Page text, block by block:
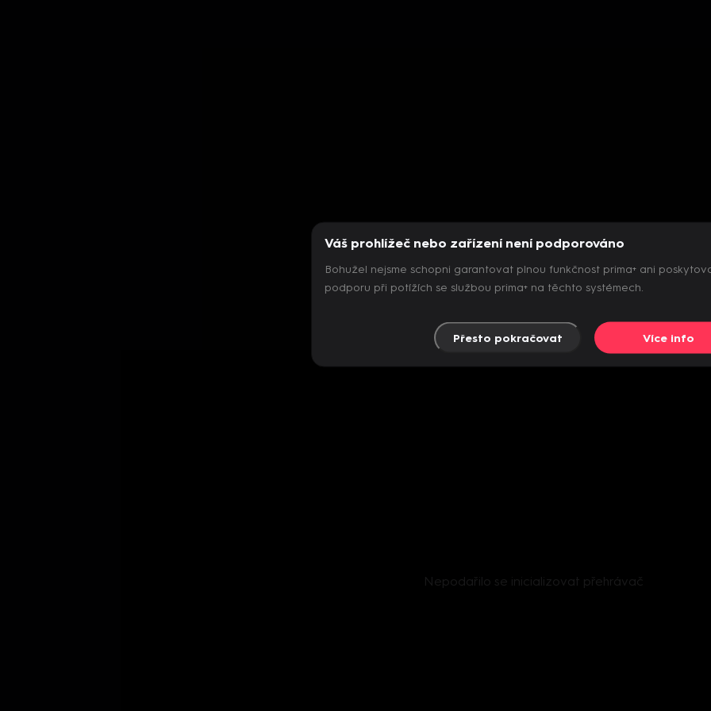
Nepodařilo se inicializovat přehrávač
Váš prohlížeč nebo zařízení není podporováno
Bohužel nejsme schopni garantovat plnou funkčnost prima+ ani
podporu při potížích se službou prima+ na těchto systémech.
Přesto pokračovat Více info